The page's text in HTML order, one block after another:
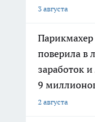
3 августа
Парикмахер
поверила в
заработок
9
2 августа